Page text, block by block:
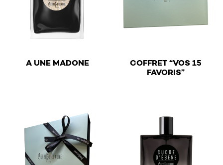
A UNE MADONE
COFFRET “VOS 15
FAVORIS”
€